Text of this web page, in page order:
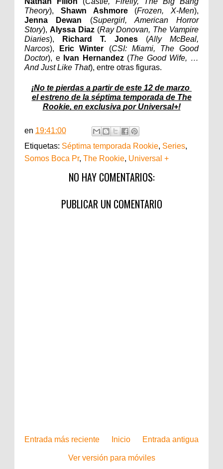
Theory), Shawn Ashmore(Frozen, X-Men),
Jenna Dewan (Supergirl, American Horror
Story), Alyssa Diaz(Ray Donovan, The Vampire
Diaries), Richard T. Jones(Ally McBeal,
Narcos), Eric Winter (CSI: Miami, The Good
Doctor), e Ivan Hernandez(The Good Wife, …
And Just Like That), entre otras figuras.
¡No te pierdas a partir de este 12 de marzo
el estreno de la séptima temporada de The
Rookie, en exclusiva por Universal+!
en 19:41:00
Etiquetas: Séptima temporada Rookie, Series,
Somos Boca Pr, The Rookie, Universal +
NO HAY COMENTARIOS:
PUBLICAR UN COMENTARIO
Entrada más reciente Entrada antigua
Inicio
Ver versión para móviles